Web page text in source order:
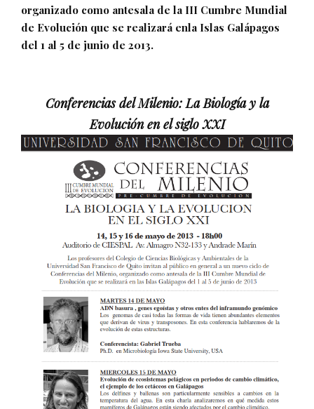
organizado como antesala de la III Cumbre Mundial
de Evolución que se realizará enla Islas Galápagos
del 1 al 5 de junio de 2013.
Conferencias del Milenio: La Biología y la
Evolución en el siglo XXI